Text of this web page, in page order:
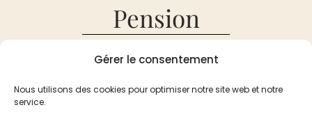
Gérer le consentement
Nous utilisons des cookies pour optimiser notre site web et notre
service.
Pension
Pension
Recommandation